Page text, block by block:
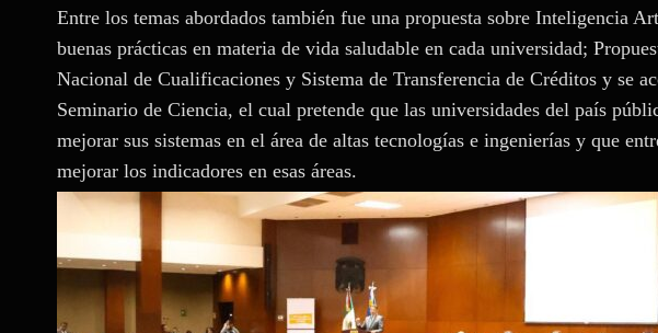
Entre los temas abordados también fue una propuesta sobre Inteligencia
buenas prácticas en materia de vida saludable en cada universidad;
Nacional de Cualificaciones y Sistema de Transferencia de Créditos y se
Seminario de Ciencia, el cual pretende que las universidades del país
mejorar sus sistemas en el área de altas tecnologías e ingenierías y que
mejorar los indicadores en esas áreas.